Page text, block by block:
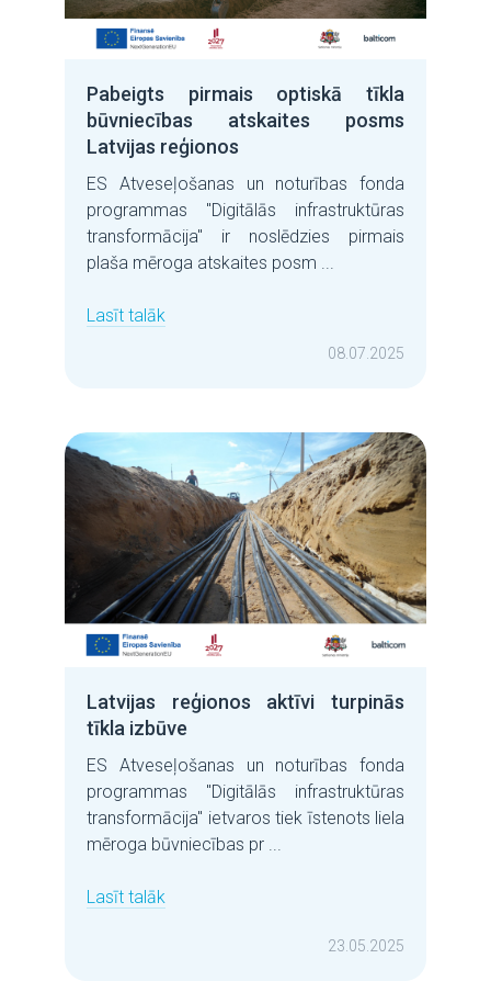
Pabeigts pirmais optiskā tīkla
būvniecības atskaites posms
Latvijas reģionos
ES Atveseļošanas un noturības fonda
programmas "Digitālās infrastruktūras
transformācija" ir noslēdzies pirmais
plaša mēroga atskaites posm ...
Lasīt talāk
08.07.2025
Latvijas reģionos aktīvi turpinās
tīkla izbūve
ES Atveseļošanas un noturības fonda
programmas "Digitālās infrastruktūras
transformācija" ietvaros tiek īstenots liela
mēroga būvniecības pr ...
Lasīt talāk
23.05.2025